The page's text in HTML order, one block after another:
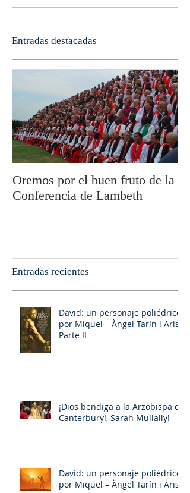
Entradas destacadas
Oremos por el buen fruto de la
Conferencia de Lambeth
Entradas recientes
David: un personaje poliédrico,
por Miquel – Àngel Tarín i Arisó
Parte II
¡Dios bendiga a la Arzobispa de
Canterbury!, Sarah Mullally!
David: un personaje poliédrico,
por Miquel – Àngel Tarín i Arisó